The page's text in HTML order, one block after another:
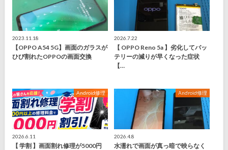
2023.11.18
【OPPO A54 5G】画面のガラスが
ひび割れたOPPOの画面交換
2026.7.22
【 OPPO Reno 5a 】劣化してバッ
テリーの減りが早くなった症状
【…
Android修理
2026.6.11
【 学割 】画面割れ修理が5000円
Android修理
2026.4.8
水濡れで画面が真っ暗で映らなく